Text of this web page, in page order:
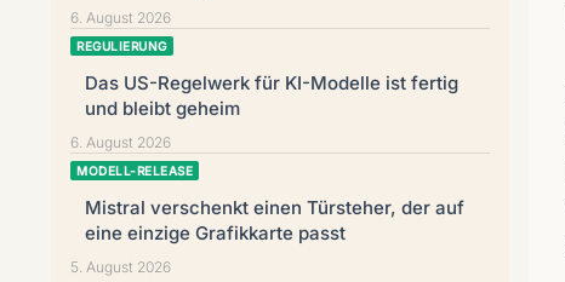
6. August 2026
REGULIERUNG
Das US-Regelwerk für KI-Modelle ist fertig
und bleibt geheim
6. August 2026
MODELL-RELEASE
Mistral verschenkt einen Türsteher, der auf
eine einzige Grafikkarte passt
5. August 2026